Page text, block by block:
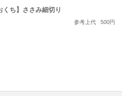
くち】ささみ細切り
参考上代 500円